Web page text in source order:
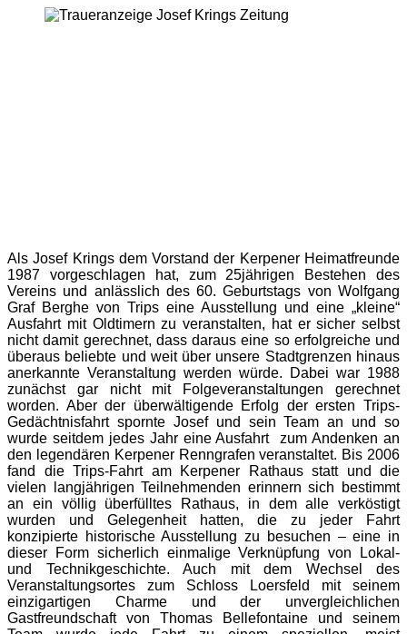
Als Josef Krings dem Vorstand der Kerpener Heimatfreunde
1987 vorgeschlagen hat, zum 25jährigen Bestehen des
Vereins und anlässlich des 60. Geburtstags von Wolfgang
Graf Berghe von Trips eine Ausstellung und eine „kleine“
Ausfahrt mit Oldtimern zu veranstalten, hat er sicher selbst
nicht damit gerechnet, dass daraus eine so erfolgreiche und
überaus beliebte und weit über unsere Stadtgrenzen hinaus
anerkannte Veranstaltung werden würde. Dabei war 1988
zunächst gar nicht mit Folgeveranstaltungen gerechnet
worden. Aber der überwältigende Erfolg der ersten Trips-
Gedächtnisfahrt spornte Josef und sein Team an und so
wurde seitdem jedes Jahr eine Ausfahrt zum Andenken an
den legendären Kerpener Renngrafen veranstaltet. Bis 2006
fand die Trips-Fahrt am Kerpener Rathaus statt und die
vielen langjährigen Teilnehmenden erinnern sich bestimmt
an ein völlig überfülltes Rathaus, in dem alle verköstigt
wurden und Gelegenheit hatten, die zu jeder Fahrt
konzipierte historische Ausstellung zu besuchen – eine in
dieser Form sicherlich einmalige Verknüpfung von Lokal-
und Technikgeschichte. Auch mit dem Wechsel des
Veranstaltungsortes zum Schloss Loersfeld mit seinem
einzigartigen Charme und der unvergleichlichen
Gastfreundschaft von Thomas Bellefontaine und seinem